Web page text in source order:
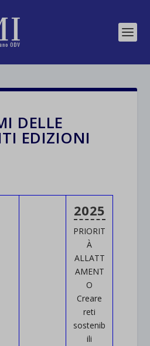
DELLE
EDIZIONI
2025
PRIORIT
À
ALLATT
AMENT
O
Creare
reti
sostenib
ili